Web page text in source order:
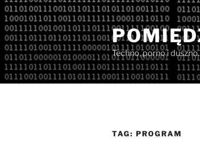
Przejdź
do
treści
Techno, porno i
TAG: PROGRAM